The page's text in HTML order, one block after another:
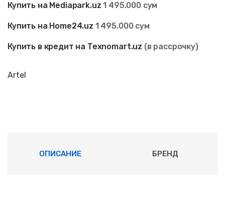
Купить на Mediapark.uz 1 495.000 сум
Купить на Home24.uz 1 495.000 сум
Купить в кредит на Texnomart.uz (в рассрочку)
Artel
ОПИСАНИЕ БРЕНД